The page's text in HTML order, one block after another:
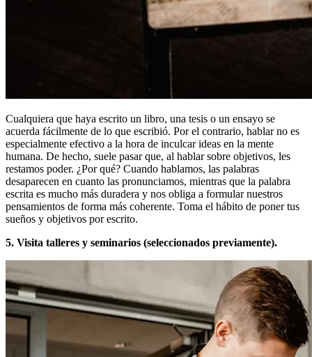
Cualquiera que haya escrito un libro, una tesis o un ensayo se
acuerda fácilmente de lo que escribió. Por el contrario, hablar no es
especialmente efectivo a la hora de inculcar ideas en la mente
humana. De hecho, suele pasar que, al hablar sobre objetivos, les
restamos poder. ¿Por qué? Cuando hablamos, las palabras
desaparecen en cuanto las pronunciamos, mientras que la palabra
escrita es mucho más duradera y nos obliga a formular nuestros
pensamientos de forma más coherente. Toma el hábito de poner tus
sueños y objetivos por escrito.
5. Visita talleres y seminarios (seleccionados previamente).